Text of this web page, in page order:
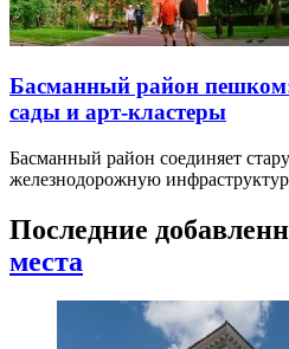
Басманный район
сады и арт-кластеры
Басманный район соединяет
железнодорожную
Последние
места